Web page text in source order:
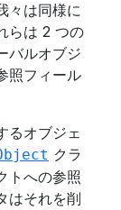
々は同様に
らは 2 つの
バルオブジ
照フィール
るオブジェ
クラ
トへの参照
はそれを削